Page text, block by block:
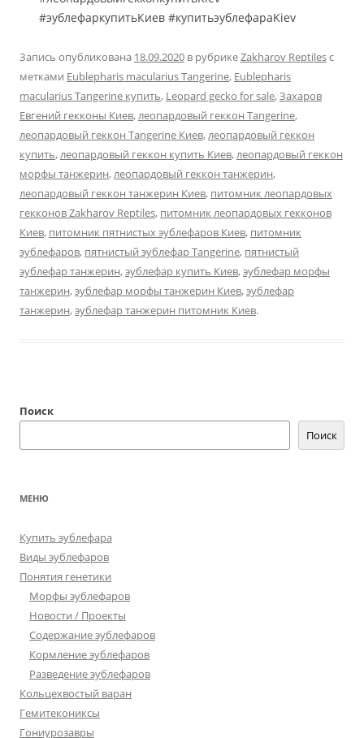
#эублефаркупитьКиев #купитьэублефараKiev
Запись опубликована 18.09.2020 в рубрикеZakharov Reptilesс
метками Eublepharis macularius Tangerine, Eublepharis
macularius Tangerine купить, Leopard gecko for sale,Захаров
Евгений гекконы Киев,леопардовый геккон Tangerine,
леопардовый геккон Tangerine Киев,леопардовый геккон
купить,леопардовый геккон купить Киев,леопардовый геккон
морфы танжерин,леопардовый геккон танжерин,
леопардовый геккон танжерин Киев, питомник леопардовых
гекконов Zakharov Reptiles, питомник леопардовых гекконов
Киев, питомник пятнистых эублефаров Киев, питомник
эублефаров, пятнистый эублефар Tangerine, пятнистый
эублефар танжерин,эублефар купить Киев,эублефар морфы
танжерин,эублефар морфы танжерин Киев,эублефар
танжерин,эублефар танжерин питомник Киев.
Поиск
Поиск
МЕНЮ
Купить эублефара
Виды эублефаров
Понятия генетики
Морфы эублефаров
Новости / Проекты
Содержание эублефаров
Кормление эублефаров
Разведение эублефаров
Кольцехвостый варан
Гемитекониксы
Гониурозавры